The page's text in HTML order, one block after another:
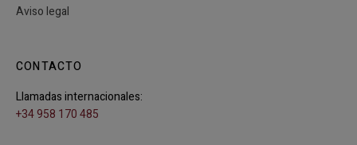
Aviso legal
CONTACTO
Llamadas internacionales:
+34 958 170 485